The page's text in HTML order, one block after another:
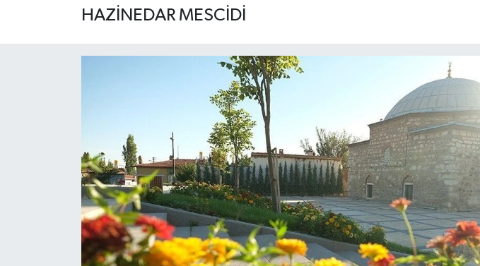
HAZİNEDAR MESCİDİ